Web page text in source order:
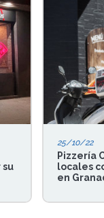
25/10/22
Pizzería
locales
en